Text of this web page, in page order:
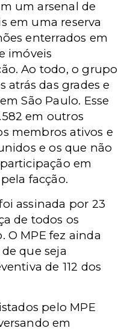
um arsenal de
em uma reserva
enterrados em
imóveis
Ao todo, o grupo
das grades e
São Paulo. Esse
em outros
membros ativos e
e os que não
em
facção.
assinada por 23
de todos os
O MPE fez ainda
que seja
de 112 dos
pelo MPE
em